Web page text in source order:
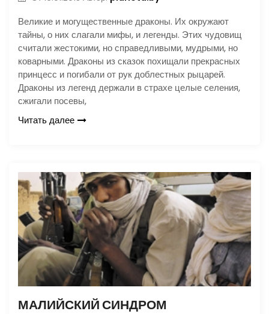
Великие и могущественные драконы. Их окружают
тайны, о них слагали мифы, и легенды. Этих чудовищ
считали жестокими, но справедливыми, мудрыми, но
коварными. Драконы из сказок похищали прекрасных
принцесс и погибали от рук доблестных рыцарей.
Драконы из легенд держали в страхе целые селения,
сжигали посевы,
Читать далее
МАЛИЙСКИЙ СИНДРОМ